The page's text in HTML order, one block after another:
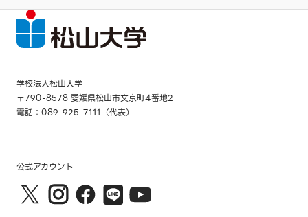
学校法人松山大学
〒790-8578 愛媛県松山市文京町4番地2
電話：089-925-7111（代表）
公式アカウント